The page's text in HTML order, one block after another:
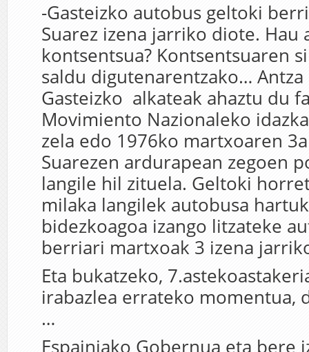
-Gasteizko autobus geltoki
Suarez izena jarriko diote. Hau
kontsentsua? Kontsentsuaren
saldu digutenarentzako… Antza
Gasteizko alkateak ahaztu du
Movimiento Nazionaleko
zela edo 1976ko martxoaren
Suarezen ardurapean zegoen
langile hil zituela. Geltoki
milaka langilek autobusa
bidezkoagoa izango litzateke
berriari martxoak 3 izena
Eta bukatzeko,
irabazlea errateko momentua,
…
Espainiako Gobernua eta bere